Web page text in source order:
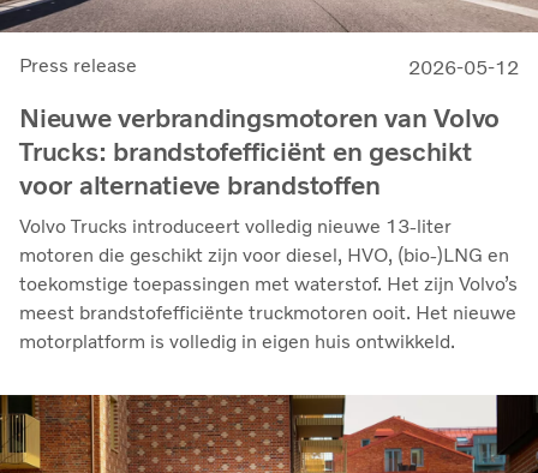
Press release 2026-05-12
Nieuwe verbrandingsmotoren van Volvo
Trucks: brandstofefficiënt en geschikt
voor alternatieve brandstoffen
Volvo Trucks introduceert volledig nieuwe 13-liter
motoren die geschikt zijn voor diesel, HVO, (bio-)LNG en
toekomstige toepassingen met waterstof. Het zijn Volvo’s
meest brandstofefficiënte truckmotoren ooit. Het nieuwe
motorplatform is volledig in eigen huis ontwikkeld.